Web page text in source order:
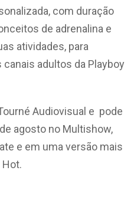
com duração
de adrenalina e
atividades, para
adultos da Playboy
Audiovisual e pode
agosto no Multishow,
e em uma versão mais
Hot.